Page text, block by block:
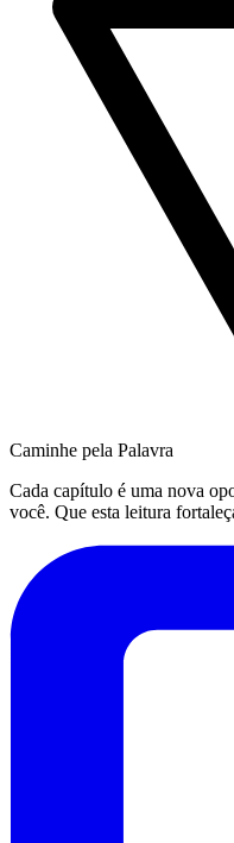
Caminhe pela Palavra
Cada capítulo é uma nova
você. Que esta leitura